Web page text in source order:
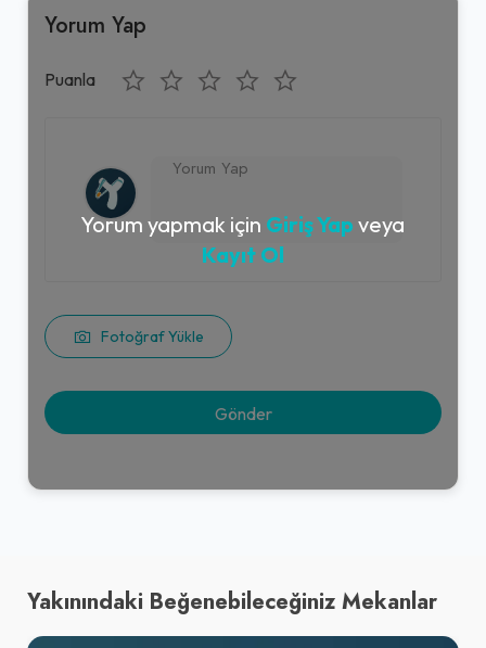
Yorum Yap
Puanla
Fotoğraf Yükle
Yorum yapmak için Giriş Yap veya
Kayıt Ol
Yakınındaki Beğenebileceğiniz Mekanlar